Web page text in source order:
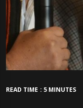
READ TIME : 5 MINUTES